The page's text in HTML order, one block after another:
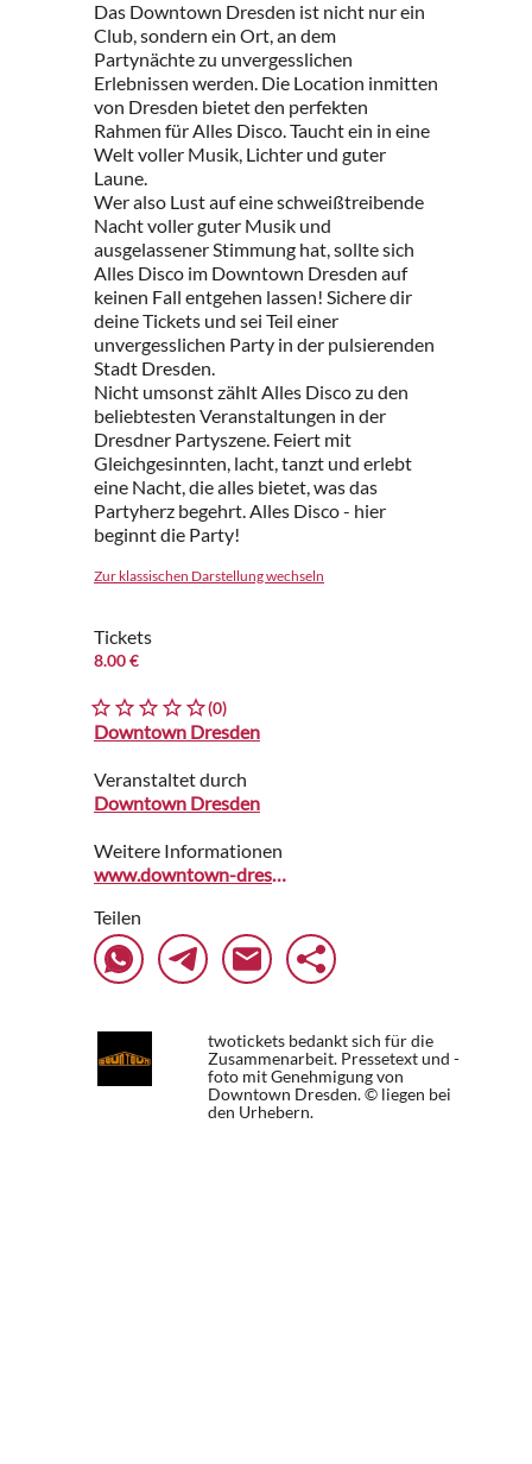
Das Downtown Dresden ist nicht nur ein
Club, sondern ein Ort, an dem
Partynächte zu unvergesslichen
Erlebnissen werden. Die Location inmitten
von Dresden bietet den perfekten
Rahmen für Alles Disco. Taucht ein in eine
Welt voller Musik, Lichter und guter
Laune.
Wer also Lust auf eine schweißtreibende
Nacht voller guter Musik und
ausgelassener Stimmung hat, sollte sich
Alles Disco im Downtown Dresden auf
keinen Fall entgehen lassen! Sichere dir
deine Tickets und sei Teil einer
unvergesslichen Party in der pulsierenden
Stadt Dresden.
Nicht umsonst zählt Alles Disco zu den
beliebtesten Veranstaltungen in der
Dresdner Partyszene. Feiert mit
Gleichgesinnten, lacht, tanzt und erlebt
eine Nacht, die alles bietet, was das
Partyherz begehrt. Alles Disco - hier
beginnt die Party!
Zur klassischen Darstellung wechseln
Tickets
8.00 €
(0)
Downtown Dresden
Veranstaltet durch
Downtown Dresden
Weitere Informationen
www.downtown-dresden.de
Teilen
twotickets bedankt sich für die
Zusammenarbeit. Pressetext und -
foto mit Genehmigung von
Downtown Dresden. © liegen bei
den Urhebern.